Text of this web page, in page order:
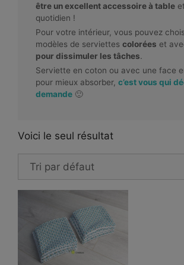
être un excellent accessoire à table
quotidien !
Pour votre intérieur, vous pouvez
modèles de serviettes colorées et
pour dissimuler les tâches.
Serviette en coton ou avec une face
pour mieux absorber, c’est vous qui
demande 🙂
Voici le seul résultat